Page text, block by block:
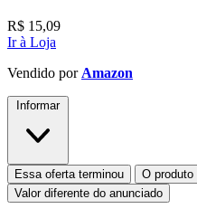
R$ 15,09
Ir à Loja
Vendido por Amazon
Informar
Essa oferta terminou
O
Valor diferente do anunciado